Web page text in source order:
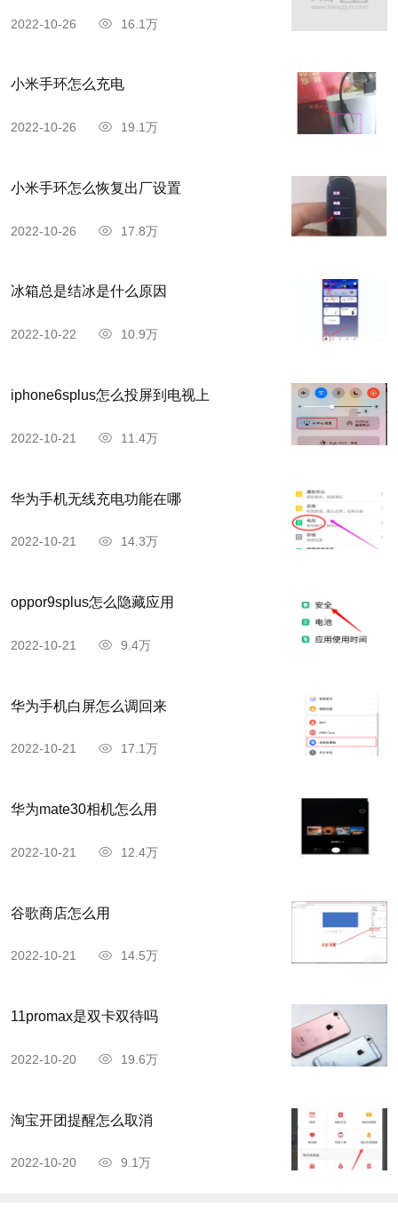
2022-10-26 16.1万
小米手环怎么充电
2022-10-26 19.1万
小米手环怎么恢复出厂设置
2022-10-26 17.8万
冰箱总是结冰是什么原因
2022-10-22 10.9万
iphone6splus怎么投屏到电视上
2022-10-21 11.4万
华为手机无线充电功能在哪
2022-10-21 14.3万
oppor9splus怎么隐藏应用
2022-10-21 9.4万
华为手机白屏怎么调回来
2022-10-21 17.1万
华为mate30相机怎么用
2022-10-21 12.4万
谷歌商店怎么用
2022-10-21 14.5万
11promax是双卡双待吗
2022-10-20 19.6万
淘宝开团提醒怎么取消
2022-10-20 9.1万